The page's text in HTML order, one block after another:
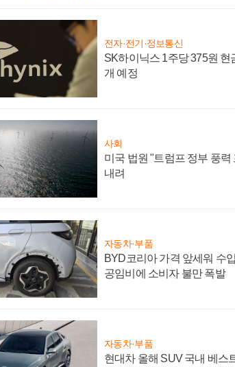
전자·전기·정보통신
SK하이닉스 1주당 375원
개 예정
사회
미국 법원 "트럼프 정부 풍
내려
자동차·부품
BYD코리아 가격 앞세워 수
공임비에 소비자 불만 폭발
자동차·부품
현대차 올해 SUV 국내 베스